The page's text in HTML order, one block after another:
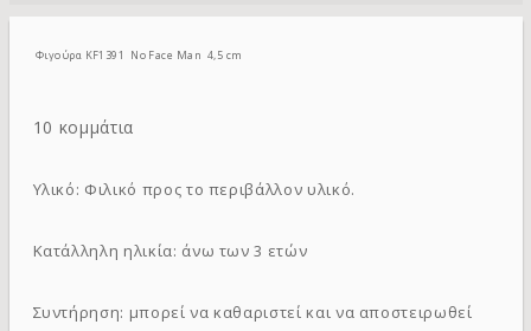
Φιγούρα KF1391 No Face Man 4,5 cm
10 κομμάτια
Υλικό: Φιλικό προς το περιβάλλον υλικό.
Κατάλληλη ηλικία: άνω των 3 ετών
Συντήρηση: μπορεί να καθαριστεί και να αποστειρωθεί